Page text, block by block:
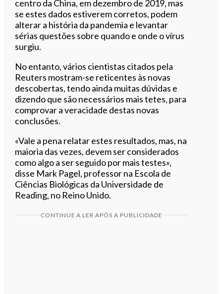
centro da China, em dezembro de 2019, mas
se estes dados estiverem corretos, podem
alterar a história da pandemia e levantar
sérias questões sobre quando e onde o vírus
surgiu.
No entanto, vários cientistas citados pela
Reuters mostram-se reticentes às novas
descobertas, tendo ainda muitas dúvidas e
dizendo que são necessários mais tetes, para
comprovar a veracidade destas novas
conclusões.
«Vale a pena relatar estes resultados, mas, na
maioria das vezes, devem ser considerados
como algo a ser seguido por mais testes»,
disse Mark Pagel, professor na Escola de
Ciências Biológicas da Universidade de
Reading, no Reino Unido.
CONTINUE A LER APÓS A PUBLICIDADE